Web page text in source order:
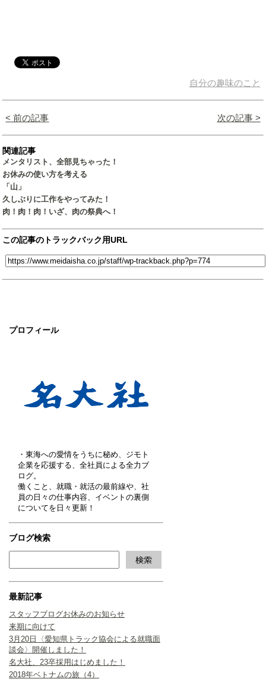
プロフィール
・東海への愛情をうちに秘め、ジモト
企業を応援する、全社員による全力ブ
ログ。
働くこと、就職・就活の最前線や、社
員の日々の仕事内容、イベントの裏側
についてを日々更新！
ブログ検索
最新記事
スタッフブログお休みのお知らせ
来期に向けて
3月20日〈愛知県トラック協会による就職面
談会〉開催しました！
名大社、23卒採用はじめました！
2018年ベトナムの旅（4）
自分の趣味のこと
< 前の記事 次の記事 >
関連記事
メンタリスト、全部見ちゃった！
お休みの使い方を考える
「山」
久しぶりに工作をやってみた！
肉！肉！肉！いざ、肉の祭典へ！
この記事のトラックバック用URL